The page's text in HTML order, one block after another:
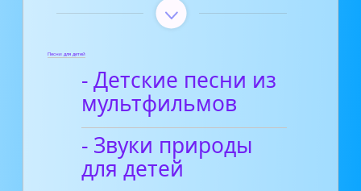
Песни для детей
- Детские песни из
мультфильмов
- Звуки природы
для детей